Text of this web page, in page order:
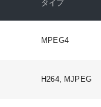
タイプ
MPEG4
H264, MJPEG